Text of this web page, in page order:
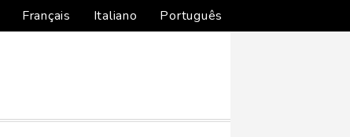
Français Italiano Português